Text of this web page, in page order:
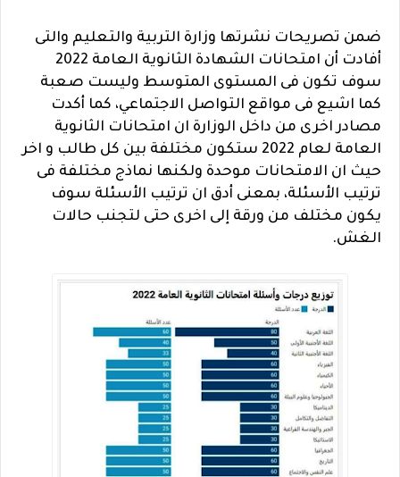
ضمن تصريحات نشرتها وزارة التربية والتعليم والتى
أفادت أن امتحانات الشهادة الثانوية العامة 2022
سوف تكون فى المستوى المتوسط وليست صعبة
كما اشيع فى مواقع التواصل الاجتماعي، كما أكدت
مصادر اخرى من داخل الوزارة ان امتحانات الثانوية
العامة لعام 2022 ستكون مختلفة بين كل طالب و اخر
حيث ان الامتحانات موحدة ولكنها نماذج مختلفة فى
ترتيب الأسئلة، بمعنى أدق ان ترتيب الأسئلة سوف
يكون مختلف من ورقة إلى اخرى حتى لتجنب حالات
الغش.